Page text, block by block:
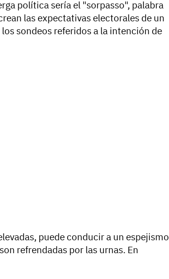
política sería el "sorpasso", palabra
las expectativas electorales de un
sondeos referidos a la intención de
puede conducir a un espejismo
refrendadas por las urnas. En